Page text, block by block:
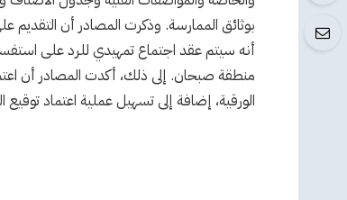
أنه سيتم عقد اجتماع تمهيدي للرد على
منطقة صبحان. إلى ذلك، أكدت المصادر أن
الورقية، إضافة إلى تسهيل عملية اعتماد